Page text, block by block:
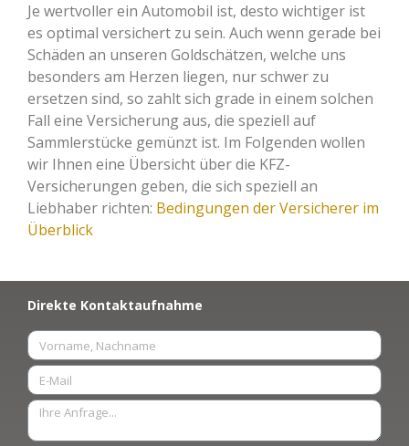
Je wertvoller ein Automobil ist, desto wichtiger ist
es optimal versichert zu sein. Auch wenn gerade bei
Schäden an unseren Goldschätzen, welche uns
besonders am Herzen liegen, nur schwer zu
ersetzen sind, so zahlt sich grade in einem solchen
Fall eine Versicherung aus, die speziell auf
Sammlerstücke gemünzt ist. Im Folgenden wollen
wir Ihnen eine Übersicht über die KFZ-
Versicherungen geben, die sich speziell an
Liebhaber richten: Bedingungen der Versicherer im
Überblick
Direkte Kontaktaufnahme